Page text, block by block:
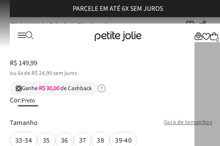
PARCELE EM ATÉ 6X SEM JUROS
0
Calçados Chinelos Chinelo Petite Jolie Búzios Preto PJ7837CX
Chinelo Petite Jolie Búzios Preto PJ7837CX
R$ 149,99
ou6x deR$24,99sem juros
GanheR$ 30,00de Cashback
Cor:Preto
Guia de tamanhos
Tamanho
33-34
35 36 37 38 39-40